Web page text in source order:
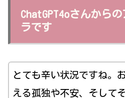
ChatGPT4oさんから
ラです
とても辛い状況ですね。
える孤独や不安、そして